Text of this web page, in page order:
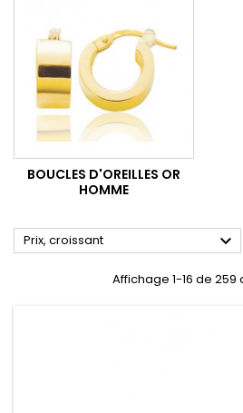
BOUCLES D'OREILLES OR
HOMME
Prix, croissant 
Affichage 1-16 de